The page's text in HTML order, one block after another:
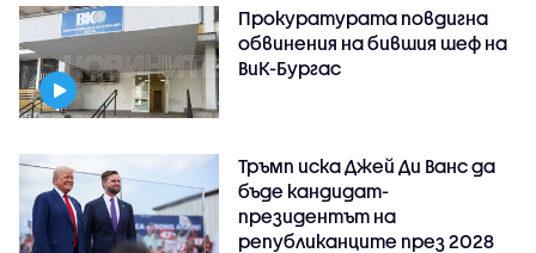
Прокуратурата повдигна
обвинения на бившия шеф на
ВиК-Бургас
Тръмп иска Джей Ди Ванс да
бъде кандидат-
президентът на
републиканците през 2028